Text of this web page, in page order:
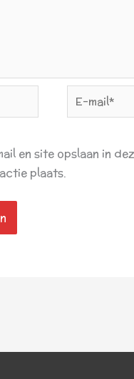
E-
mail*
en site opslaan in
plaats.